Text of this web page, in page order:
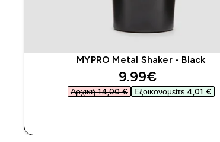
MYPRO Metal Shaker - Black
discounted price
9.99€‎
Αρχική 14,00 €‎ Εξοικονομείτε 4,01 €‎